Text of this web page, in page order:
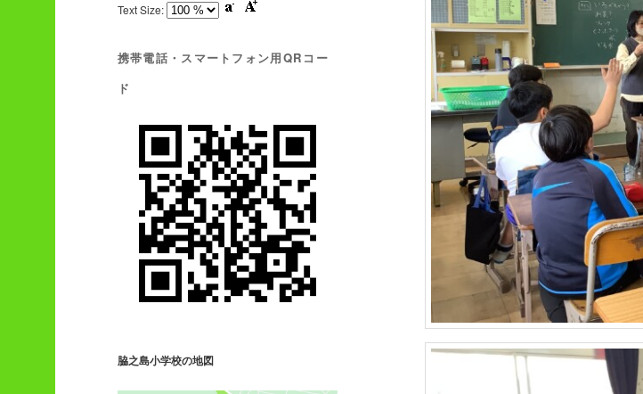
Text Size:
携帯電話・スマートフォン用QRコー
ド
脇之島小学校の地図